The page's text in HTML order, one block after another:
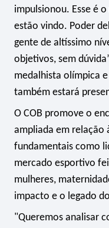
impulsionou. Esse é
estão vindo. Poder
gente de altíssimo
objetivos, sem
medalhista olímpica
também estará
O COB promove o
ampliada em relação
fundamentais como
mercado esportivo
mulheres,
impacto e o legado
"Queremos analisar